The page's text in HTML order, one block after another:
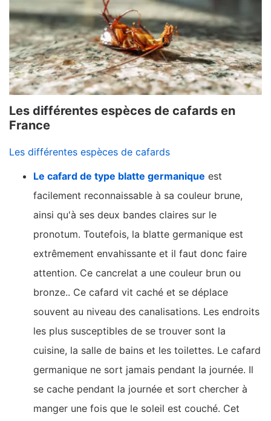
Les différentes espèces de cafards en
France
Les différentes espèces de cafards
Le cafard de type blatte germanique est
facilement reconnaissable à sa couleur brune,
ainsi qu'à ses deux bandes claires sur le
pronotum. Toutefois, la blatte germanique est
extrêmement envahissante et il faut donc faire
attention. Ce cancrelat a une couleur brun ou
bronze.. Ce cafard vit caché et se déplace
souvent au niveau des canalisations. Les endroits
les plus susceptibles de se trouver sont la
cuisine, la salle de bains et les toilettes. Le cafard
germanique ne sort jamais pendant la journée. Il
se cache pendant la journée et sort chercher à
manger une fois que le soleil est couché. Cet